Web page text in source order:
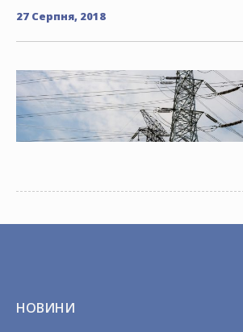
27 Серпня, 2018
НОВИНИ